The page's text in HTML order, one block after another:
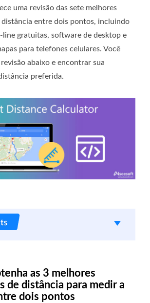
uma revisão das sete melhores
distância entre dois pontos, incluindo
line gratuitas, software de desktop e
para telefones celulares. Você
abaixo e encontrar sua
preferida.
as 3 melhores
de distância para medir a
dois pontos